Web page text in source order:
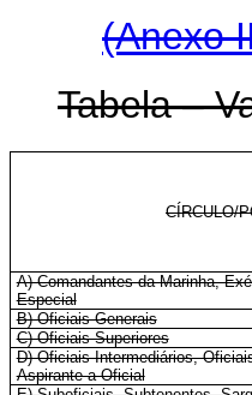
(Anexo
Tabela –
CÍRCULO/
A) Comandantes da Marinha,
Especial
B) Oficiais-Generais
C) Oficiais-Superiores
D) Oficiais-Intermediários,
Aspirante a Oficial